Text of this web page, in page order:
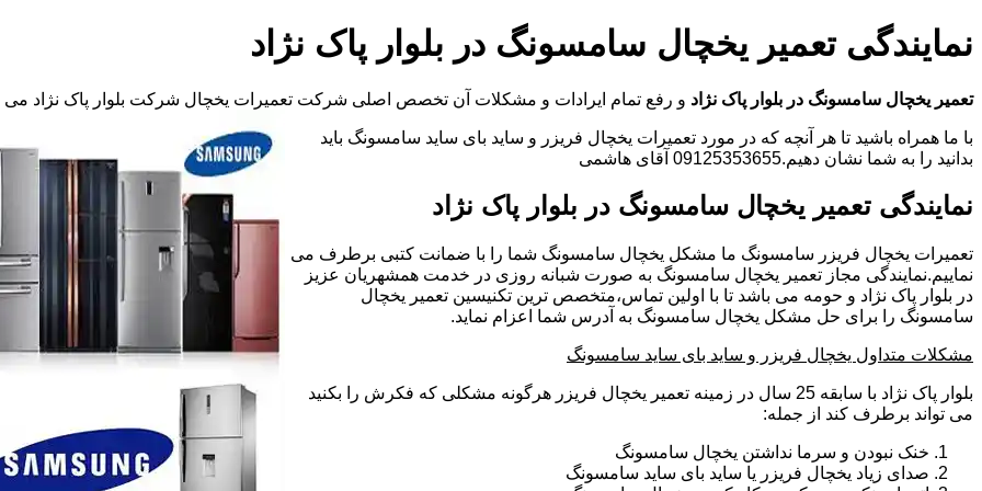
نمایندگی تعمیر یخچال سامسونگ در بلوار پاک نژاد
تعمیر یخچال سامسونگ در بلوار پاک نژاد و رفع تمام ایرادات و مشکلات آن تخصص اصلی شرکت تعمیرات یخچال شرکت بلوار پاک نژاد می
با ما همراه باشید تا هر آنچه که در مورد تعمیرات یخچال فریزر و ساید بای ساید سامسونگ باید
بدانید را به شما نشان دهیم.09125353655 آقای هاشمی
نمایندگی تعمیر یخچال سامسونگ در بلوار پاک نژاد
تعمیرات یخچال فریزر سامسونگ ما مشکل یخچال سامسونگ شما را با ضمانت کتبی برطرف می
نماییم.نمایندگی مجاز تعمیر یخچال سامسونگ به صورت شبانه روزی در خدمت همشهریان عزیز
در بلوار پاک نژاد و حومه می باشد تا با اولین تماس،متخصص ترین تکنیسین تعمیر یخچال
سامسونگ را برای حل مشکل یخچال سامسونگ به آدرس شما اعزام نماید.
مشکلات متداول یخچال فریزر و ساید بای ساید سامسونگ
بلوار پاک نژاد با سابقه 25 سال در زمینه تعمیر یخچال فریزر هرگونه مشکلی که فکرش را بکنید
می تواند برطرف کند از جمله:
خنک نبودن و سرما نداشتن یخچال سامسونگ
صدای زیاد یخچال فریزر یا ساید بای ساید سامسونگ